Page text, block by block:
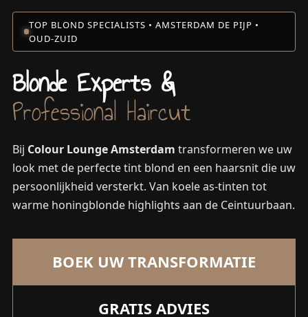
TOP BLOND SPECIALISTS • AMSTERDAM DE PIJP •
OUD-ZUID
Blonde Experts &
Professional Haircut
Bij Colour Lounge Amsterdam transformeren we uw
look met de perfecte tint blond en een haarsnit die uw
persoonlijkheid versterkt. Van koele as-tinten tot
warme honingblonde highlights aan de Ceintuurbaan.
BOEK UW TRANSFORMATIE
GRATIS ADVIES